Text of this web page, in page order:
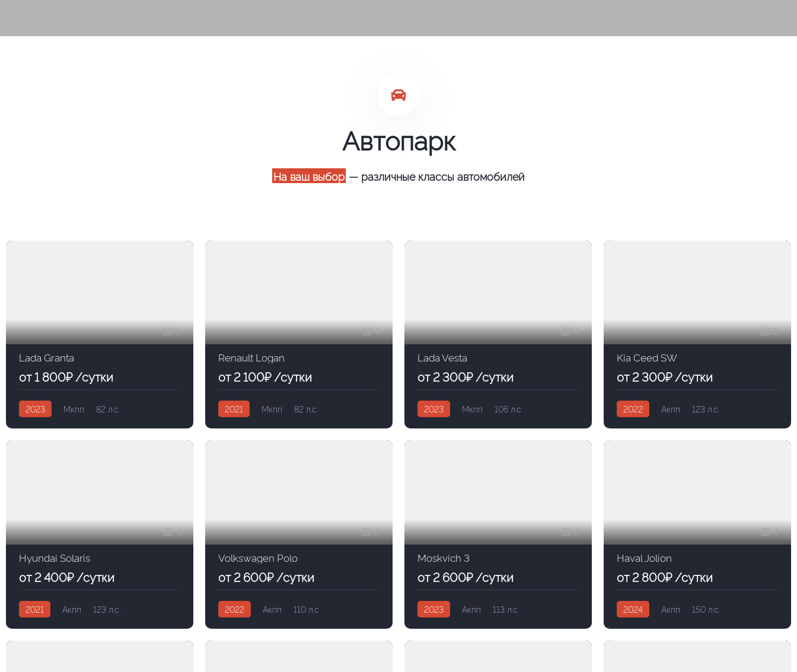
Автопарк
На ваш выбор — различные классы автомобилей
3
Lada Granta
от 1 800₽ /сутки
2023 Мкпп 82 л.с.
4
Renault Logan
от 2 100₽ /сутки
2021 Мкпп 82 л.с.
4
Lada Vesta
от 2 300₽ /сутки
2023 Мкпп 106 л.с.
2
Kia Ceed SW
от 2 300₽ /сутки
2022 Акпп 123 л.с.
4
Hyundai Solaris
от 2 400₽ /сутки
2021 Акпп 123 л.с.
3
Volkswagen Polo
от 2 600₽ /сутки
2022 Акпп 110 л.с.
5
Moskvich 3
от 2 600₽ /сутки
2023 Акпп 113 л.с.
4
Haval Jolion
от 2 800₽ /сутки
2024 Акпп 150 л.с.